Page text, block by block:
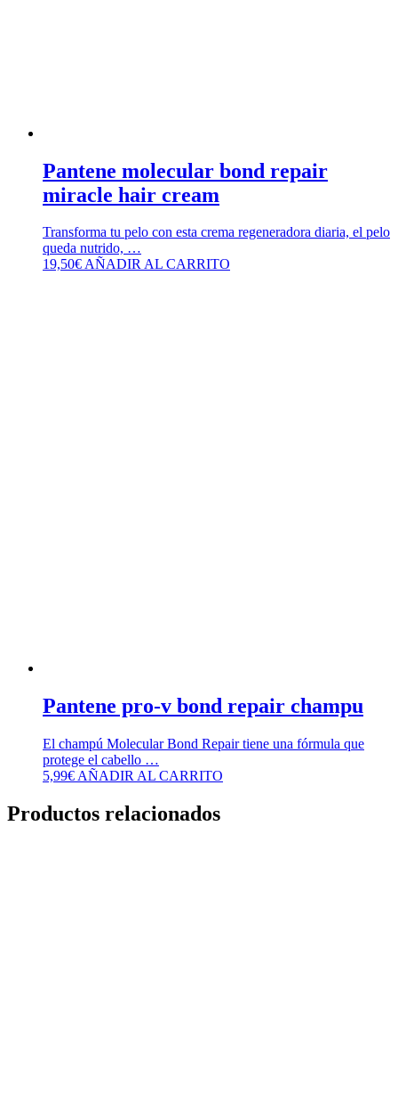
Pantene molecular bond repair
miracle hair cream
Transforma tu pelo con esta crema regeneradora diaria, el pelo
queda nutrido, …
19,50€AÑADIR AL CARRITO
Pantene pro-v bond repair champu
El champú Molecular Bond Repair tiene una fórmula que
protege el cabello …
5,99€ AÑADIR AL CARRITO
Productos relacionados